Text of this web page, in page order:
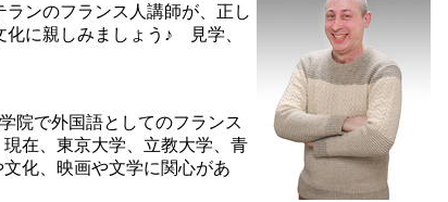
ンのフランス人講師が、正し
化に親しみましょう♪ 見学、
院で外国語としてのフランス
在、東京大学、立教大学、青
化、映画や文学に関心があ